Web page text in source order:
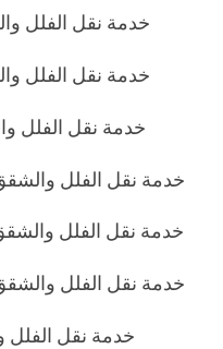
خدمة نقل الفلل
خدمة نقل الفلل
خدمة نقل الفلل
خدمة نقل الفلل
خدمة نقل الفلل
خدمة نقل الفلل
خدمة نقل الفلل